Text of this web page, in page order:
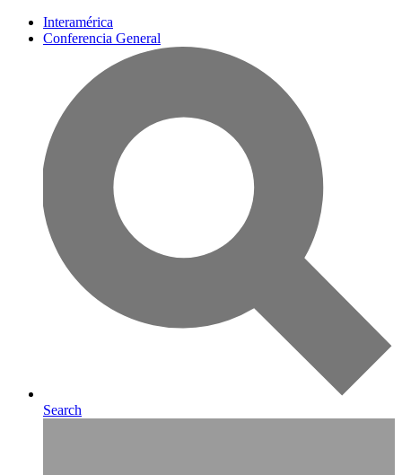
Interamérica
Conferencia General
Search